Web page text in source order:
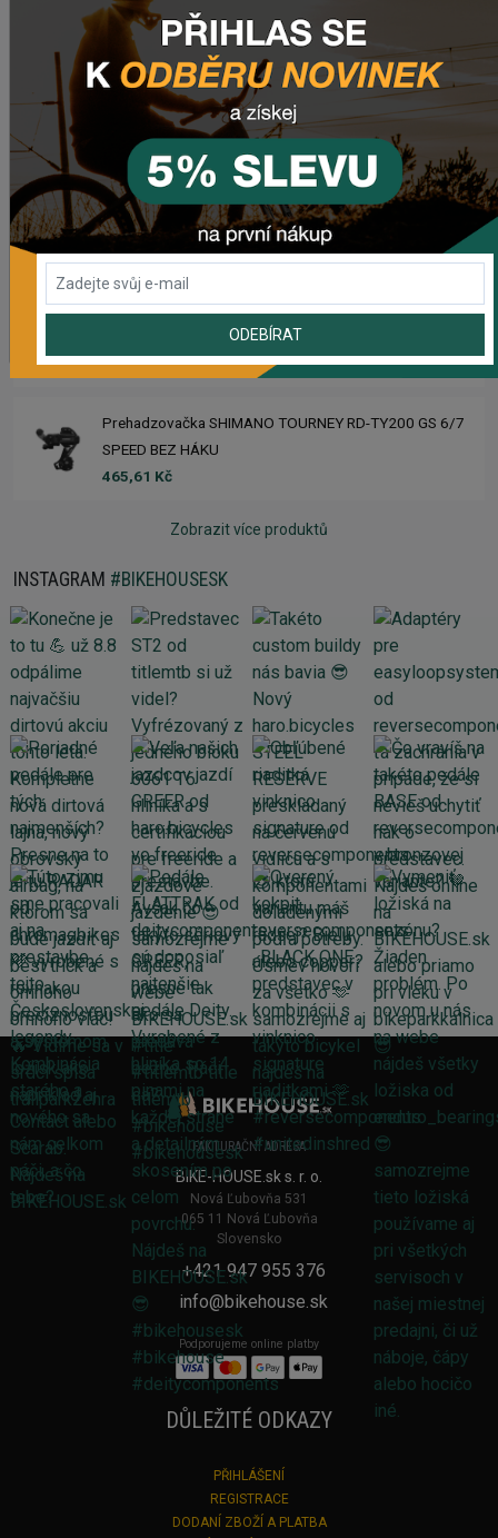
Zimušné Rukavice CHROMAG SIGNAL
1 104,44 Kč
Sedlo CHROMAG TRAILMASTER DT V2
2 223,62 Kč
Rebuild kit pedálov CHROMAG SYNTH
Náhradný gumový diel pre košík CRUSSIS YBC-01
61,43 Kč
Prehadzovačka SHIMANO TOURNEY RD-TY200 GS 6/7
SPEED BEZ HÁKU
465,61 Kč
Zobrazit více produktů
INSTAGRAM #BIKEHOUSESK
FAKTURAČNÍ ADRESA
BIKE-HOUSE.sk s. r. o.
Nová Ľubovňa 531
065 11 Nová Ľubovňa
Slovensko
+421 947 955 376
info@bikehouse.sk
Podporujeme online platby
DŮLEŽITÉ ODKAZY
PŘIHLÁŠENÍ
REGISTRACE
DODANÍ ZBOŽÍ A PLATBA
ODEBÍRAT